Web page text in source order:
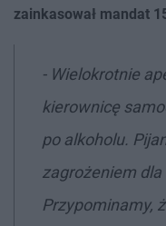
zainkasował mandat
- Wielokrotnie
kierownicę
po alkoholu.
zagrożeniem
Przypominamy,